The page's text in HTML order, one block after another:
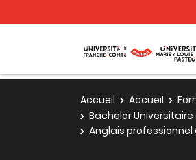
Accueil Accueil
Bachelor
Anglais